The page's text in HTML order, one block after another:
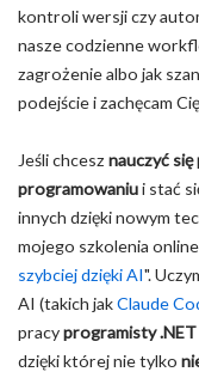
kontroli wersji czy
nasze codzienne
zagrożenie albo jak
podejście i zachęcam
Jeśli chcesz nauczyć
programowaniui stać
innych dzięki nowym
mojego szkolenia
szybciej dzięki AI".
AI (takich jakClaude
pracyprogramisty .NET
dzięki której nie tylko